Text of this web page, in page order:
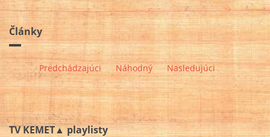
Články
Predchádzajúci Náhodný Nasledujúci
TV KEMET▲ playlisty